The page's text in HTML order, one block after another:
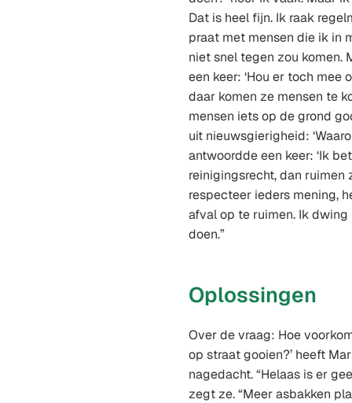
Dat is heel fijn. Ik raak
praat met mensen die ik in
niet snel tegen zou komen.
een keer: ‘Hou er toch mee
daar komen ze mensen te
mensen iets op de grond
uit nieuwsgierigheid:
antwoordde een keer: ‘Ik
reinigingsrecht, dan ruimen
respecteer ieders mening,
afval op te ruimen. Ik
doen.”
Oplossingen
Over de vraag: Hoe
op straat gooien?’ heeft
nagedacht. “Helaas is er
zegt ze. “Meer asbakken